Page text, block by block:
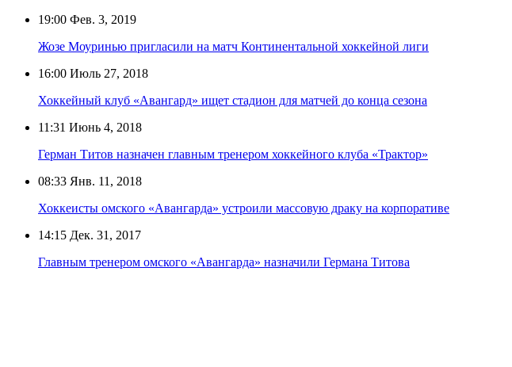
19:00 Фев. 3, 2019
Жозе Моуринью пригласили на матч Континентальной хоккейной лиги
16:00 Июль 27, 2018
Хоккейный клуб «Авангард» ищет стадион для матчей до конца сезона
11:31 Июнь 4, 2018
Герман Титов назначен главным тренером хоккейного клуба «Трактор»
08:33 Янв. 11, 2018
Хоккеисты омского «Авангарда» устроили массовую драку на корпоративе
14:15 Дек. 31, 2017
Главным тренером омского «Авангарда» назначили Германа Титова